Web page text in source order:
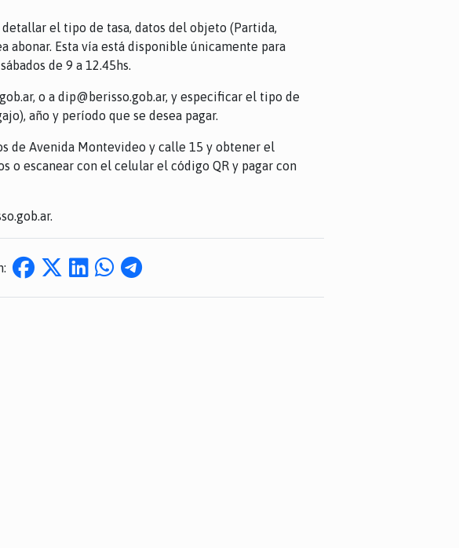
el tipo de tasa, datos del objeto (Partida,
abonar. Esta vía está disponible únicamente para
de 9 a 12.45hs.
o a dip@berisso.gob.ar, y especificar el tipo de
año y período que se desea pagar.
de Avenida Montevideo y calle 15 y obtener el
o escanear con el celular el código QR y pagar con